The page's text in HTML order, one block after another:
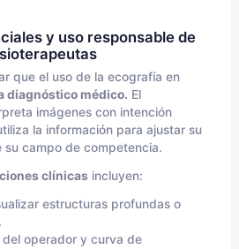
y uso responsable de
que el uso de la ecografía en
diagnóstico médico. El
imágenes con intención
la información para ajustar su
campo de competencia.
clínicas incluyen:
estructuras profundas o
operador y curva de